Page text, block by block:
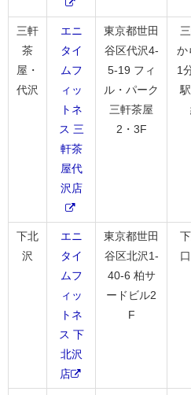
三軒
茶
屋・
代沢
エニ
タイ
ムフ
ィッ
トネ
ス 三
軒茶
屋代
沢店
東京都世田
谷区代沢4-
5-19 フィ
ル・パーク
三軒茶屋
2・3F
か
1
下北
沢
エニ
タイ
ムフ
ィッ
トネ
ス 下
北沢
店
東京都世田
谷区北沢1-
40-6 柏サ
ードビル2
F